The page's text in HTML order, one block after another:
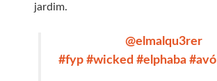
jardim.
@elmalqu3rer
#fyp #wicked #elphaba #avó